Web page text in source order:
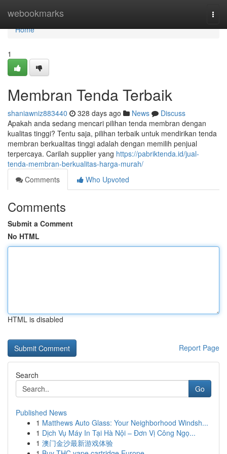
webookmarks
Home
Home
1
Membran Tenda Terbaik
shaniawniz883440 328 days ago News
Discuss
Apakah anda sedang mencari pilihan tenda membran dengan
kualitas tinggi? Tentu saja, pilihan terbaik untuk mendirikan tenda
membran berkualitas tinggi adalah dengan memilih penjual
terpercaya. Carilah supplier yang https://pabriktenda.id/jual-
tenda-membran-berkualitas-harga-murah/
Comments
Who Upvoted
Comments
Submit a Comment
No HTML
HTML is disabled
Report Page
Search
Go
Published News
1 Matthews Auto Glass: Your Neighborhood Windsh...
1 Dịch Vụ Máy In Tại Hà Nội – Đơn Vị Công Ngọ...
1 澳门金沙最新游戏体验